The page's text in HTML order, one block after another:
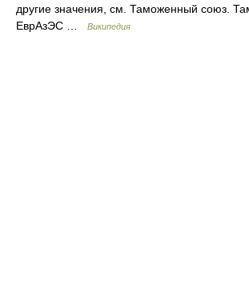
другие значения, см. Таможенный союз.
ЕврАзЭС …
Википедия